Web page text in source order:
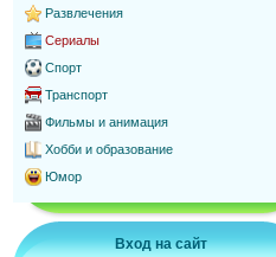
Развлечения
Сериалы
Спорт
Транспорт
Фильмы и анимация
Хобби и образование
Юмор
Вход на сайт